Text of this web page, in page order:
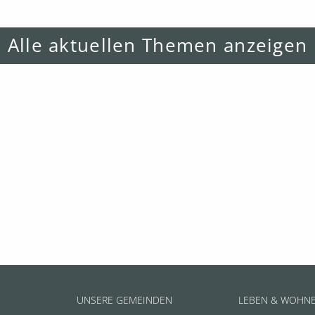
Alle aktuellen Themen anzeigen
UNSERE GEMEINDEN
LEBEN &